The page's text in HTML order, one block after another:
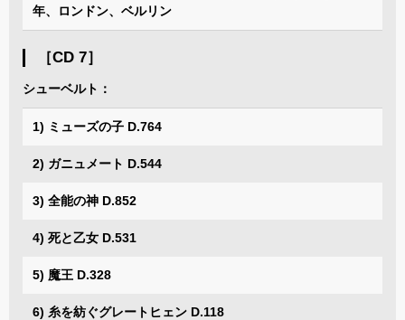
年、ロンドン、ベルリン
［CD 7］
シューベルト：
1) ミューズの子 D.764
2) ガニュメート D.544
3) 全能の神 D.852
4) 死と乙女 D.531
5) 魔王 D.328
6) 糸を紡ぐグレートヒェン D.118